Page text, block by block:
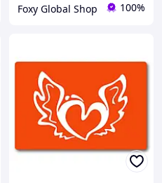
Foxy Global Shop 100%